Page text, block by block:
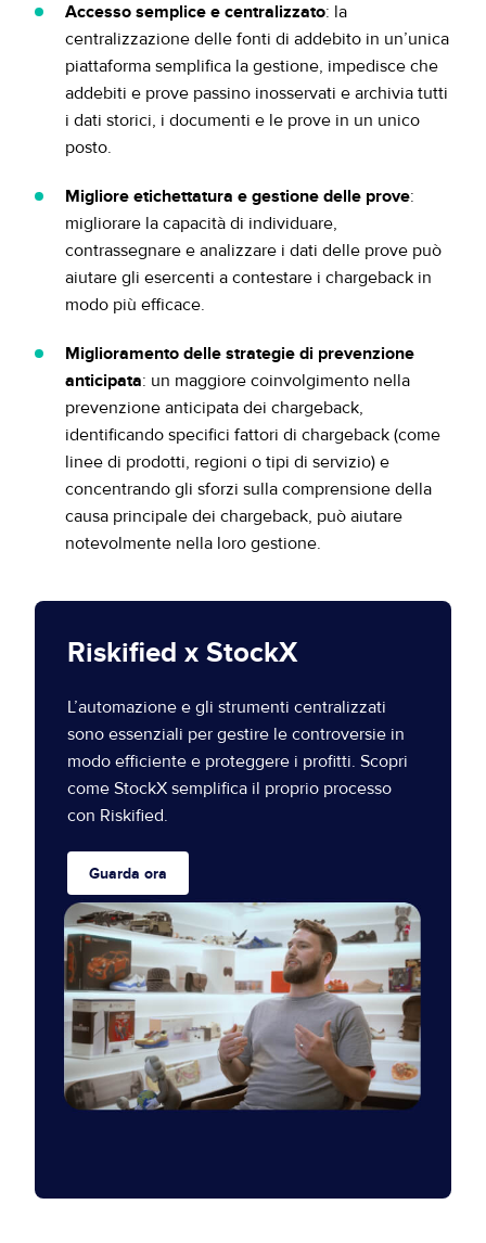
Accesso semplice e centralizzato: la
centralizzazione delle fonti di addebito in un’unica
piattaforma semplifica la gestione, impedisce che
addebiti e prove passino inosservati e archivia tutti
i dati storici, i documenti e le prove in un unico
posto.
Migliore etichettatura e gestione delle prove:
migliorare la capacità di individuare,
contrassegnare e analizzare i dati delle prove può
aiutare gli esercenti a contestare i chargeback in
modo più efficace.
Miglioramento delle strategie di prevenzione
anticipata: un maggiore coinvolgimento nella
prevenzione anticipata dei chargeback,
identificando specifici fattori di chargeback (come
linee di prodotti, regioni o tipi di servizio) e
concentrando gli sforzi sulla comprensione della
causa principale dei chargeback, può aiutare
notevolmente nella loro gestione.
Riskified x StockX
L’automazione e gli strumenti centralizzati
sono essenziali per gestire le controversie in
modo efficiente e proteggere i profitti. Scopri
come StockX semplifica il proprio processo
con Riskified.
Guarda ora